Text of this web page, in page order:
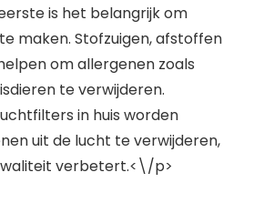
is het belangrijk om
maken. Stofzuigen, afstoffen
om allergenen zoals
te verwijderen.
in huis worden
uit de lucht te verwijderen,
verbetert.<\/p>